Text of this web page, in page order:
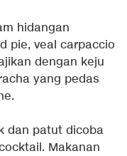
hidangan
pie, veal carpaccio
dengan keju
yang pedas
dan patut dicoba
Makanan